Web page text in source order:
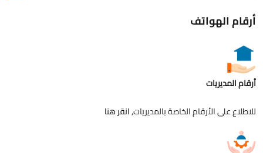
أرقام الهواتف
أرقام المديريات
للاطلاع على الأرقام الخاصة بالمديريات,انقر هنا